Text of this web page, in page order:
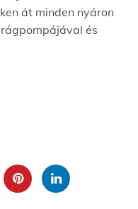
át minden nyáron
és